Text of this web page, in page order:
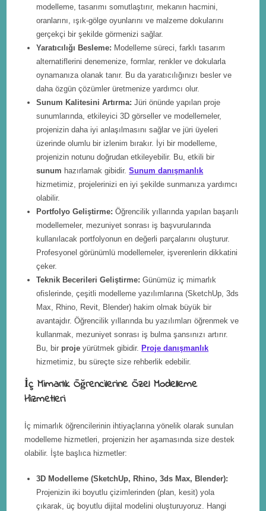
modelleme, tasarımı somutlaştırır, mekanın hacmini,
oranlarını, ışık-gölge oyunlarını ve malzeme dokularını
gerçekçi bir şekilde görmenizi sağlar.
Yaratıcılığı Besleme: Modelleme süreci, farklı tasarım
alternatiflerini denemenize, formlar, renkler ve dokularla
oynamanıza olanak tanır. Bu da yaratıcılığınızı besler ve
daha özgün çözümler üretmenize yardımcı olur.
Sunum Kalitesini Artırma: Jüri önünde yapılan proje
sunumlarında, etkileyici 3D görseller ve modellemeler,
projenizin daha iyi anlaşılmasını sağlar ve jüri üyeleri
üzerinde olumlu bir izlenim bırakır. İyi bir modelleme,
projenizin notunu doğrudan etkileyebilir. Bu, etkili bir
sunum hazırlamak gibidir.Sunum danışmanlık
hizmetimiz, projelerinizi en iyi şekilde sunmanıza yardımcı
olabilir.
Portfolyo Geliştirme: Öğrencilik yıllarında yapılan başarılı
modellemeler, mezuniyet sonrası iş başvurularında
kullanılacak portfolyonun en değerli parçalarını oluşturur.
Profesyonel görünümlü modellemeler, işverenlerin dikkatini
çeker.
Teknik Becerileri Geliştirme: Günümüz iç mimarlık
ofislerinde, çeşitli modelleme yazılımlarına (SketchUp, 3ds
Max, Rhino, Revit, Blender) hakim olmak büyük bir
avantajdır. Öğrencilik yıllarında bu yazılımları öğrenmek ve
kullanmak, mezuniyet sonrası iş bulma şansınızı artırır.
Bu, bir proje yürütmek gibidir.Proje danışmanlık
hizmetimiz, bu süreçte size rehberlik edebilir.
İç Mimarlık Öğrencilerine Özel Modelleme
Hizmetleri
İç mimarlık öğrencilerinin ihtiyaçlarına yönelik olarak sunulan
modelleme hizmetleri, projenizin her aşamasında size destek
olabilir. İşte başlıca hizmetler:
3D Modelleme (SketchUp, Rhino, 3ds Max, Blender):
Projenizin iki boyutlu çizimlerinden (plan, kesit) yola
çıkarak, üç boyutlu dijital modelini oluşturuyoruz. Hangi